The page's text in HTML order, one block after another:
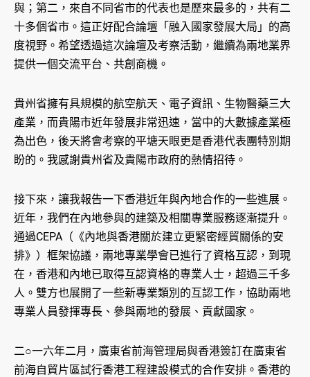
與；第二，來自不同省市的代表也是歷來最多的，共有二
十多個省市。這正好配合論壇「融入國家發展大局」的高
度視野。希望透過這次論壇及考察活動，繼續為兩地業界
提供一個交流平台、共創商機。
貴州省擁有具規模的航空航天、電子資訊、生物醫藥三大
產業，而貴陽市近年發展非常迅速，當中的大數據產業極
為出色，後天將會考察的平塘天眼更是香港代表團特別期
盼的。我感謝貴州省及貴陽市政府的熱情招待。
接下來，讓我報告一下香港近年與內地合作的一些進展。
近年，我們在內地參與的建築及相關專業服務逐漸提升。
通過CEPA（《內地與香港關於建立更緊密經貿關係的安
排》）框架協議，兩地專業學會已進行了資格互認，到現
在，香港和內地已取得互認資格的專業人士，超過三千多
人。雙方也展開了一些新專業類別的互認工作，協助兩地
專業人員發揮專長、參與兩地的發展、貢獻國家。
二○一六年二月，廣東省前海管理局與香港簽訂在廣東省
前海自貿片區試行香港工程建設模式的合作安排。香港的